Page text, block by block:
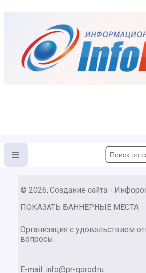
© 2026, Создание сайта -
ПОКАЗАТЬ БАННЕРНЫЕ МЕСТА
Организация с удовольствием
вопросы.
E-mail: info@pr-gorod.ru